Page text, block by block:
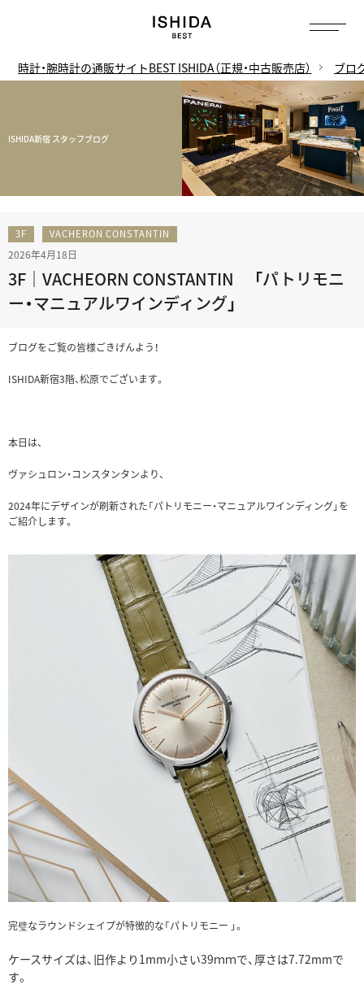
時計・腕時計の通販サイトBEST ISHIDA（正規・中古販売店） ブロ
ISHIDA新宿 スタッフブログ
3F VACHERON CONSTANTIN
2026年4月18日
3F｜VACHEORN CONSTANTIN 「パトリモニ
ー・マニュアルワインディング」
ブログをご覧の皆様ごきげんよう！
ISHIDA新宿3階、松原でございます。
本日は、
ヴァシュロン・コンスタンタンより、
2024年にデザインが刷新された「パトリモニー・マニュアルワインディング」を
ご紹介します。
完璧なラウンドシェイプが特徴的な「パトリモニー 」。
ケースサイズは、旧作より1mm小さい39ｍｍで、 厚さは7.72mmで
す。